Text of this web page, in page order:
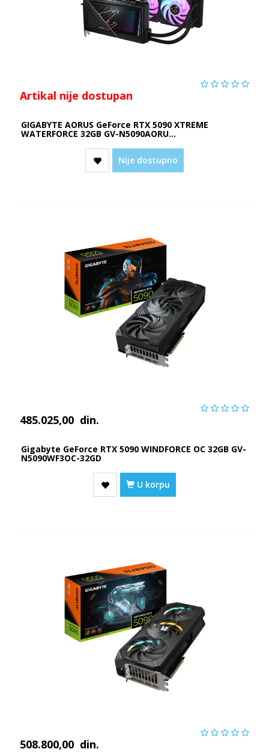
Artikal nije dostupan
GIGABYTE AORUS GeForce RTX 5090 XTREME
WATERFORCE 32GB GV-N5090AORU...
Nije dostupno
485.025,00 din.
Gigabyte GeForce RTX 5090 WINDFORCE OC 32GB GV-
N5090WF3OC-32GD
U korpu
508.800,00 din.